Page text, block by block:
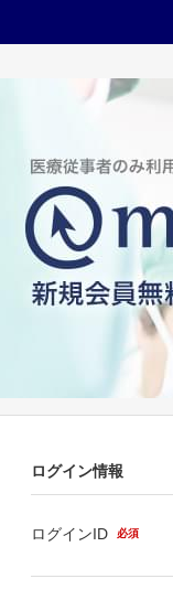
ログイン情報
ログインID 必須